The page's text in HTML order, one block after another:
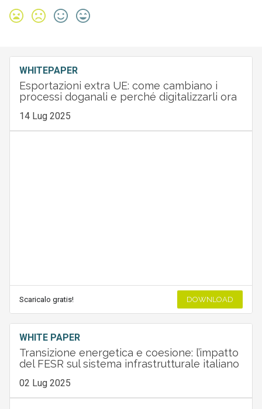
WHITEPAPER
Esportazioni extra UE: come cambiano i
processi doganali e perché digitalizzarli ora
14 Lug 2025
Scaricalo gratis! DOWNLOAD
WHITE PAPER
Transizione energetica e coesione: l’impatto
del FESR sul sistema infrastrutturale italiano
02 Lug 2025